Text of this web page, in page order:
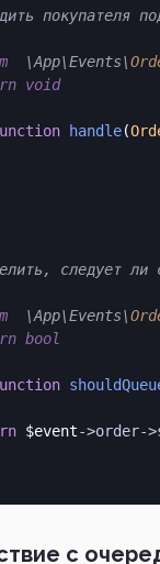
покупателя
  \App\Events\
void
handle(
следует ли
  \App\Events\
bool
$event->order->
с